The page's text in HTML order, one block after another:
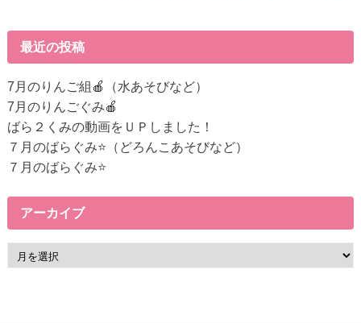
へ
の
リ
ン
ク
最近の投稿
7月のりんご組🍎（水あそびなど）
7月のりんごぐみ🍎
ばら２くみの動画をＵＰしました！
７月のばらぐみ⭐（どろんこあそびなど）
７月のばらぐみ⭐
アーカイブ
ー